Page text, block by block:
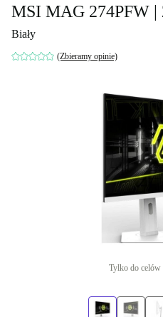
MSI MAG 274PFW |
Biały
(Zbieramy opinie)
Tylko do